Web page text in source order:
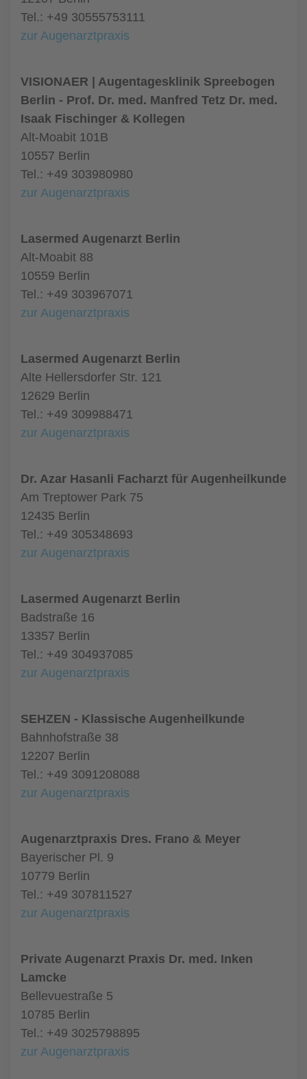
Tel.: +49 30555753111
zur Augenarztpraxis
VISIONAER | Augentagesklinik Spreebogen
Berlin - Prof. Dr. med. Manfred Tetz Dr. med.
Isaak Fischinger & Kollegen
Alt-Moabit 101B
10557 Berlin
Tel.: +49 303980980
zur Augenarztpraxis
Lasermed Augenarzt Berlin
Alt-Moabit 88
10559 Berlin
Tel.: +49 303967071
zur Augenarztpraxis
Lasermed Augenarzt Berlin
Alte Hellersdorfer Str. 121
12629 Berlin
Tel.: +49 309988471
zur Augenarztpraxis
Dr. Azar Hasanli Facharzt für Augenheilkunde
Am Treptower Park 75
12435 Berlin
Tel.: +49 305348693
zur Augenarztpraxis
Lasermed Augenarzt Berlin
Badstraße 16
13357 Berlin
Tel.: +49 304937085
zur Augenarztpraxis
SEHZEN - Klassische Augenheilkunde
Bahnhofstraße 38
12207 Berlin
Tel.: +49 3091208088
zur Augenarztpraxis
Augenarztpraxis Dres. Frano & Meyer
Bayerischer Pl. 9
10779 Berlin
Tel.: +49 307811527
zur Augenarztpraxis
Private Augenarzt Praxis Dr. med. Inken
Lamcke
Bellevuestraße 5
10785 Berlin
Tel.: +49 3025798895
zur Augenarztpraxis